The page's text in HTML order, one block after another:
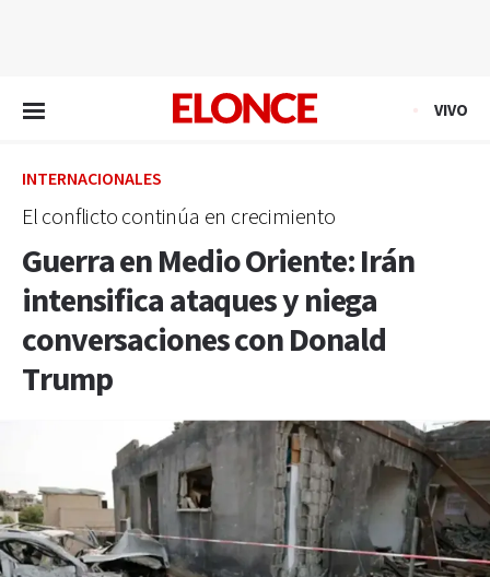
VIVO
INTERNACIONALES
El conflicto continúa en crecimiento
Guerra en Medio Oriente: Irán
intensifica ataques y niega
conversaciones con Donald
Trump